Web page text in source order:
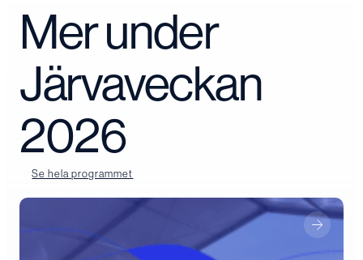
Mer under
Järvaveckan
2026
Se hela programmet